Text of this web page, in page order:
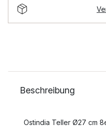
Beschreibung
Ostindia Teller Ø27 cm